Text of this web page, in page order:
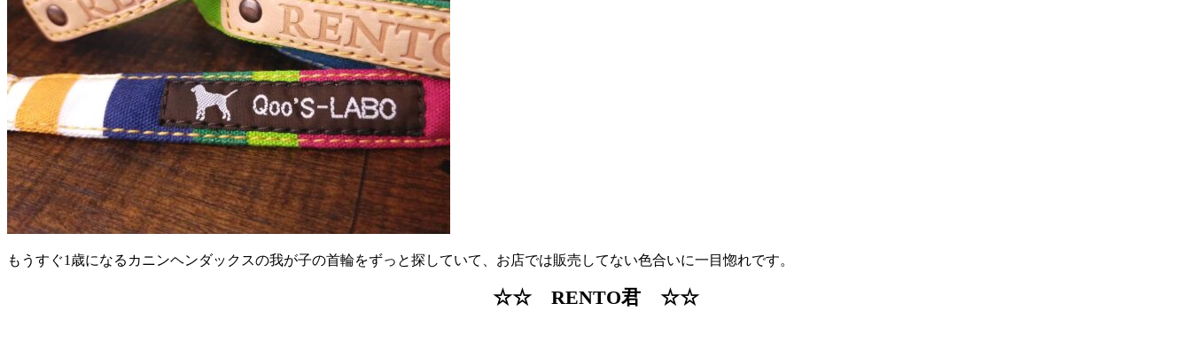
もうすぐ1歳になるカニンヘンダックスの我が子の首輪をずっと探していて、お店では販売してない色合いに一目惚れです。
☆☆ RENTO君 ☆☆